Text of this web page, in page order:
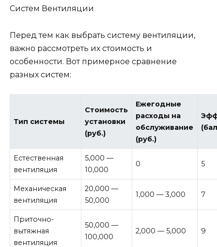
Систем Вентиляции
Перед тем как выбрать систему вентиляции,
важно рассмотреть их стоимость и
особенности. Вот примерное сравнение
разных систем:
Тип системы
Стоимость
установки
(руб.)
Ежегодные
расходы на
обслуживание
(руб.)
Естественная
вентиляция
5,000 —
10,000
0 5
Механическая
вентиляция
20,000 —
50,000
1,000 — 3,000 7
Приточно-
вытяжная
вентиляция
50,000 —
100,000
2,000 — 5,000 9